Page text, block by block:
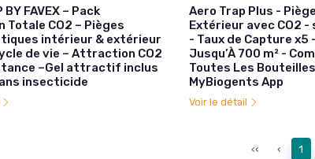
BY FAVEX – Pack
CO2 – Pièges
intérieur & extérieur
de vie – Attraction CO2
–Gel attractif inclus
insecticide
Aero Trap Plus -
Extérieur avec CO2
- Taux de Capture x5
Jusqu’À 700 m² -
Toutes Les
MyBiogents App
Voir le détail
‹‹ ‹ 1